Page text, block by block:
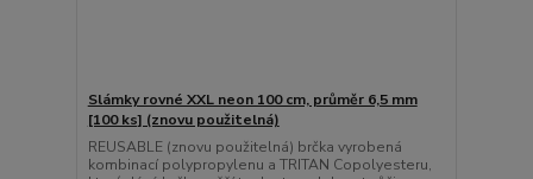
Slámky rovné XXL neon 100 cm, průměr 6,5 mm
[100 ks] (znovu použitelná)
REUSABLE (znovu použitelná) brčka vyrobená
kombinací polypropylenu a TRITAN Copolyesteru,